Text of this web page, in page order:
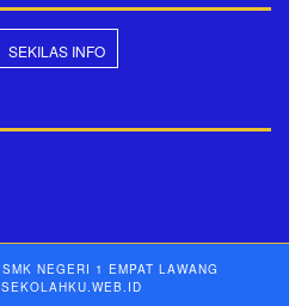
SEKILAS INFO
SMK NEGERI 1 EMPAT LAWANG
SEKOLAHKU.WEB.ID